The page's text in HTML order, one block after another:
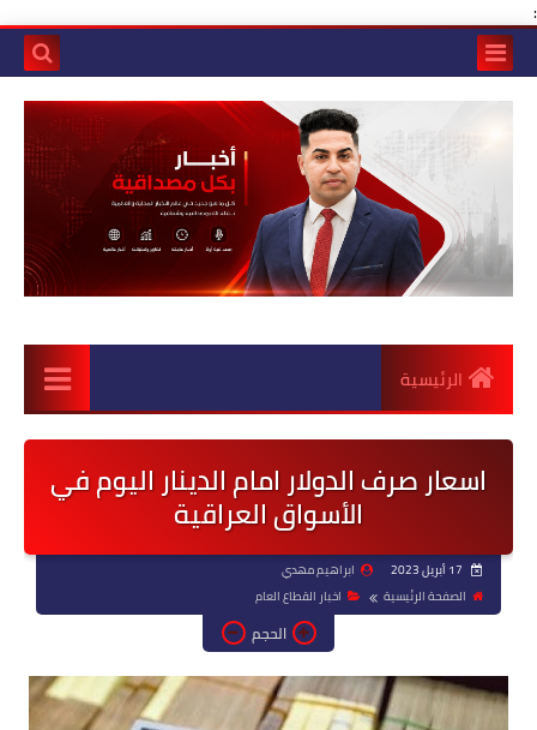
:
الرئيسية
اسعار صرف الدولار امام الدينار اليوم في
الأسواق العراقية
ابراهيم مهدي
الصفحة الرئيسية
اخبار القطاع العام
الحجم